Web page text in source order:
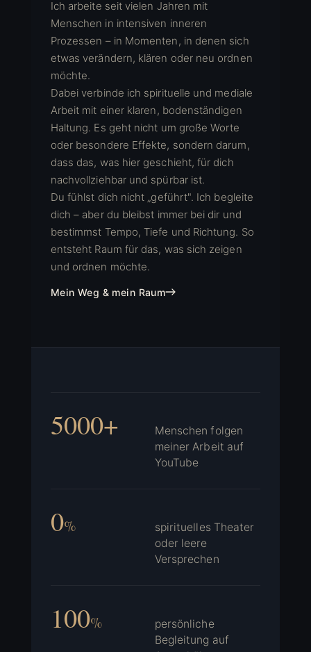
Ich arbeite seit vielen Jahren mit
Menschen in intensiven inneren
Prozessen – in Momenten, in denen sich
etwas verändern, klären oder neu ordnen
möchte.
Dabei verbinde ich spirituelle und mediale
Arbeit mit einer klaren, bodenständigen
Haltung. Es geht nicht um große Worte
oder besondere Effekte, sondern darum,
dass das, was hier geschieht, für dich
nachvollziehbar und spürbar ist.
Du fühlst dich nicht „geführt". Ich begleite
dich – aber du bleibst immer bei dir und
bestimmst Tempo, Tiefe und Richtung. So
entsteht Raum für das, was sich zeigen
und ordnen möchte.
Mein Weg & mein Raum
5000+
Menschen folgen
meiner Arbeit auf
YouTube
0%
spirituelles Theater
oder leere
Versprechen
100%
persönliche
Begleitung auf